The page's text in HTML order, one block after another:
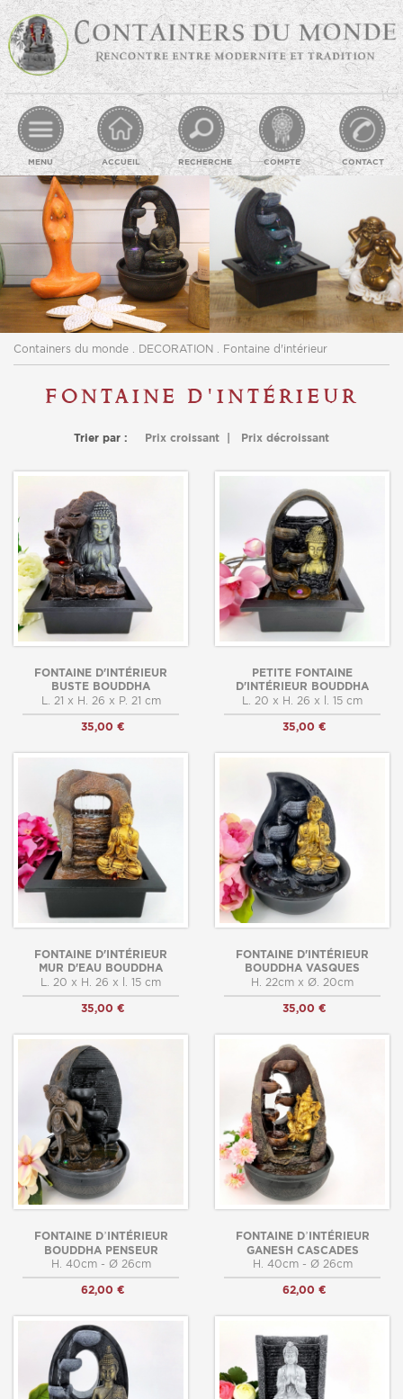
MENU ACCUEIL RECHERCHE COMPTE CONTACT
Containers du monde . DECORATION . Fontaine d'intérieur
fontaine d'intérieur
Trier par : Prix croissant Prix décroissant
FONTAINE D'INTÉRIEUR
BUSTE BOUDDHA
L. 21 x H. 26 x P. 21 cm
35,00 €
PETITE FONTAINE
D'INTÉRIEUR BOUDDHA
L. 20 x H. 26 x l. 15 cm
35,00 €
FONTAINE D'INTÉRIEUR
MUR D'EAU BOUDDHA
L. 20 x H. 26 x l. 15 cm
35,00 €
FONTAINE D'INTÉRIEUR
BOUDDHA VASQUES
H. 22cm x Ø. 20cm
35,00 €
FONTAINE D’INTÉRIEUR
BOUDDHA PENSEUR
H. 40cm - Ø 26cm
62,00 €
FONTAINE D’INTÉRIEUR
GANESH CASCADES
H. 40cm - Ø 26cm
62,00 €